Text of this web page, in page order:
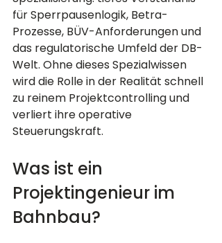
für Sperrpausenlogik, Betra-
Prozesse, BÜV-Anforderungen und
das regulatorische Umfeld der DB-
Welt. Ohne dieses Spezialwissen
wird die Rolle in der Realität schnell
zu reinem Projektcontrolling und
verliert ihre operative
Steuerungskraft.
Was ist ein
Projektingenieur im
Bahnbau?